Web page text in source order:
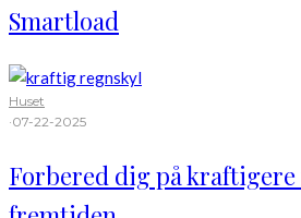
Smartload
Huset
·07-22-2025
Forbered dig på